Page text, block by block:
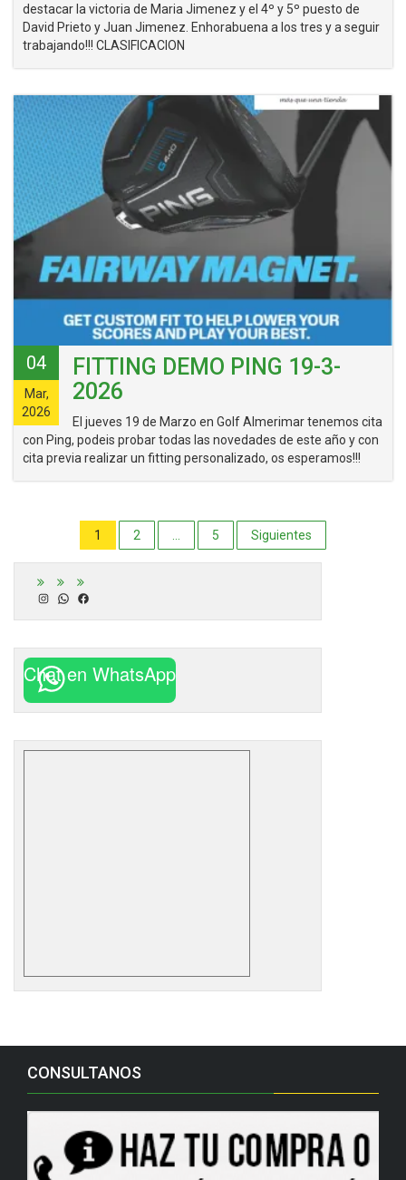
destacar la victoria de Maria Jimenez y el 4º y 5º puesto de
David Prieto y Juan Jimenez. Enhorabuena a los tres y a seguir
trabajando!!! CLASIFICACION
04
Mar,
2026
FITTING DEMO PING 19-3-
2026
El jueves 19 de Marzo en Golf Almerimar tenemos cita
con Ping, podeis probar todas las novedades de este año y con
cita previa realizar un fitting personalizado, os esperamos!!!
Paginación
de
entradas
1 2 5 Siguientes
Instagram
WhatsApp
Facebook
Chat en WhatsApp
CONSULTANOS